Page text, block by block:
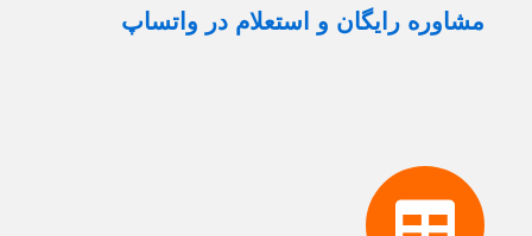
مشاوره رایگان و استعلام در واتساپ